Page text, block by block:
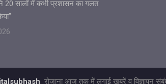
20 सालों में कभी प्रशासन का गलत
रोजाना आज तक में लगाई खबरें व विज्ञापन